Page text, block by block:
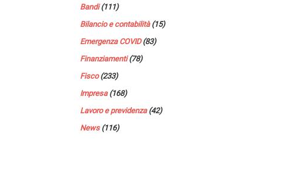
Bandi(111)
Bilancio e contabilità(15)
Emergenza COVID(83)
Finanziamenti(78)
Fisco(233)
Impresa(168)
Lavoro e previdenza(42)
News(116)